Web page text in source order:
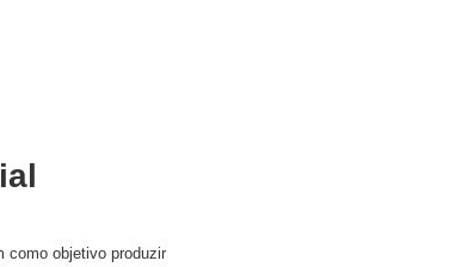
como objetivo produzir